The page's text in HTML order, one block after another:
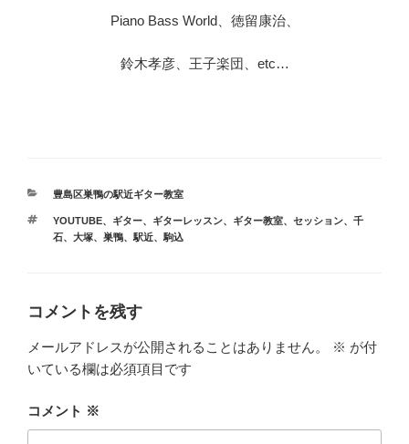
Piano Bass World、徳留康治、
鈴木孝彦、王子楽団、etc…
カ
ゴ
リ
豊島区巣鴨の駅近ギター教室
タ
グ
YOUTUBE、 ギター、 ギターレッスン、 ギター教室、 セッション、 千
石、 大塚、 巣鴨、 駅近、 駒込
コメントを残す
メールアドレスが公開されることはありません。 ※ が付
いている欄は必須項目です
コメント ※